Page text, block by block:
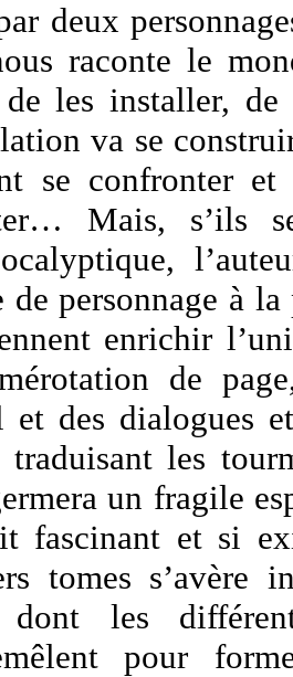
deux
raconte le
de les installer,
va se
se confronter et
Mais, s’ils
de personnage à
enrichir
de
et des dialogues
traduisant les
un fragile
fascinant et si
tomes s’avère
dont les
pour